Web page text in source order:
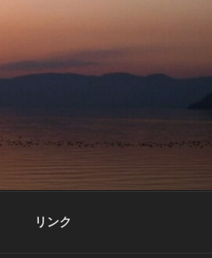
リンク